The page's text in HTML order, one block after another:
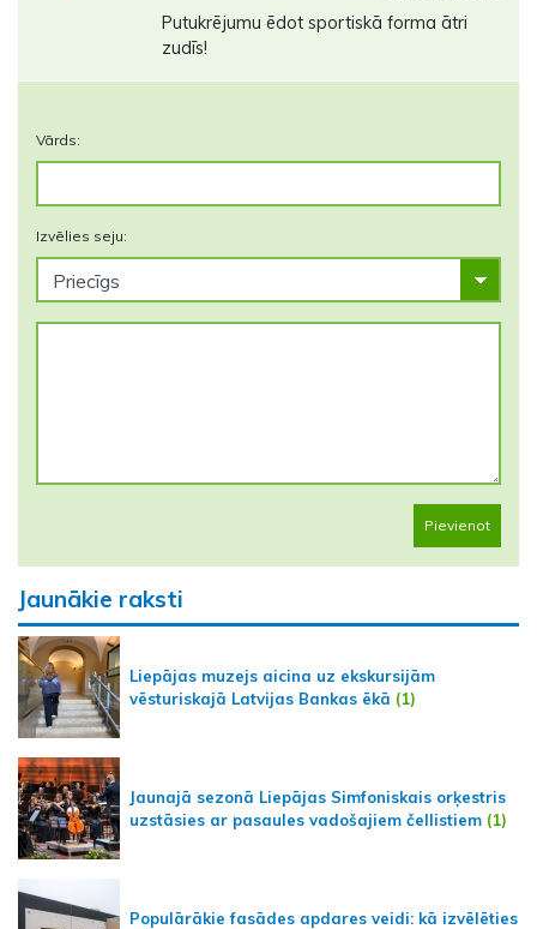
Putukrējumu ēdot sportiskā forma ātri
zudīs!
Vārds:
Izvēlies seju:
Pievienot
Jaunākie raksti
Liepājas muzejs aicina uz ekskursijām
vēsturiskajā Latvijas Bankas ēkā (1)
Jaunajā sezonā Liepājas Simfoniskais orķestris
uzstāsies ar pasaules vadošajiem čellistiem (1)
Populārākie fasādes apdares veidi: kā izvēlēties